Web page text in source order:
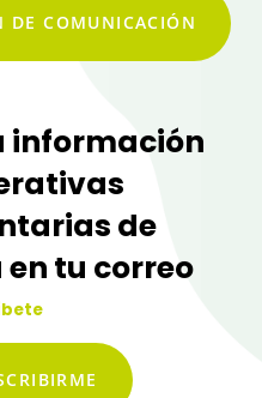
DE COMUNICACIÓN
información
de
tu correo